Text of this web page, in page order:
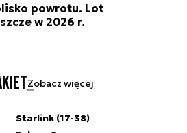
powrotu. Lot
w 2026 r.
Zobacz więcej
Starlink (17-38)